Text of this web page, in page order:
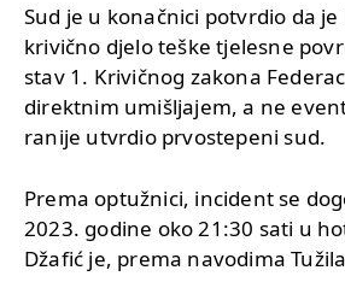
Sud je u konačnici potvrdio da je
krivično djelo teške tjelesne
stav 1. Krivičnog zakona
direktnim umišljajem, a ne
ranije utvrdio prvostepeni sud.
Prema optužnici, incident se
2023. godine oko 21:30 sati u
Džafić je, prema navodima